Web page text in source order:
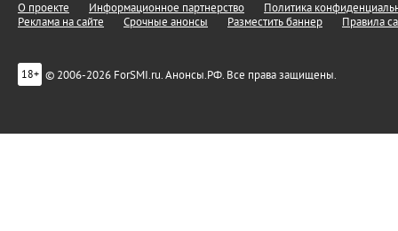
О проекте Информационное партнерство
Политика
Реклама на сайте
Срочные анонсы Разместить баннер Правила
18+ © 2006-2026 ForSMI.ru. Анонсы.РФ. Все права защищены.